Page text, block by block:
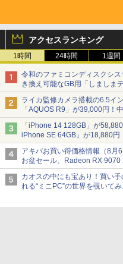
アクセスランキング
1時間 24時間 1週間
令和のファミコンディスクシ
き換え可能なGB用「しましま
ム」
ライカ監修カメラ搭載の6.5イ
「AQUOS R9」が39,000円！
「iPhone 14 128GB」が
iPhone SE 64GB」が18,880円
セール
アキバお買い得価格情報（8月6
お盆セール、Radeon RX 9070
円、水平周波数24.8kHz対応の
9,801円、暑さ指数連動セール
カオスの中にも宝あり！買い手
れる“ミニPC”の世界を覗いて
仕様や特徴を整理、11製品をピ